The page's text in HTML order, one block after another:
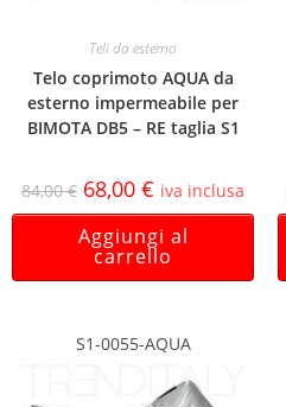
Teli da esterno
Telo coprimoto AQUA da
esterno impermeabile per
BIMOTA DB5 – RE taglia S1
84,00€ 68,00 € iva inclusa
Aggiungi al
carrello
S1-0055-AQUA